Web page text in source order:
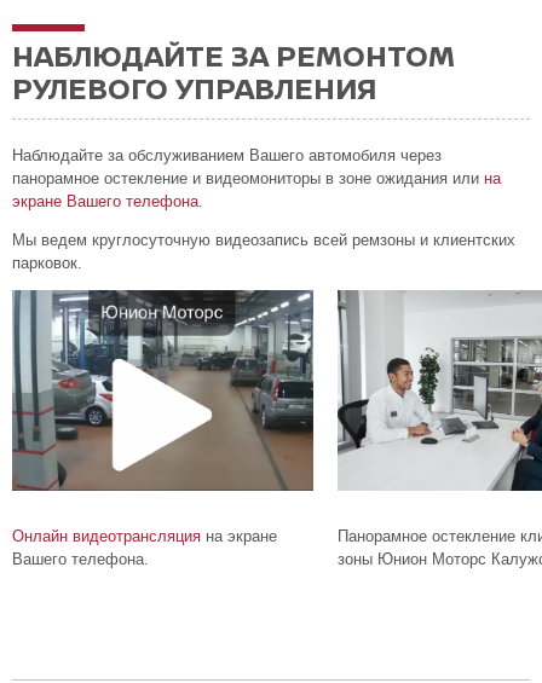
НАБЛЮДАЙТЕ ЗА РЕМОНТОМ
РУЛЕВОГО УПРАВЛЕНИЯ
Наблюдайте за обслуживанием Вашего автомобиля через
панорамное остекление и видеомониторы в зоне ожидания или на
экране Вашего телефона.
Мы ведем круглосуточную видеозапись всей ремзоны и клиентских
парковок.
Онлайн видеотрансляция на экране
Вашего телефона.
Панорамное остекление
зоны Юнион Моторс